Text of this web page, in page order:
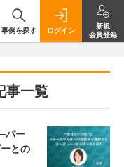
事例を探す ログイン
新規
会員登録
事一覧
パー
との